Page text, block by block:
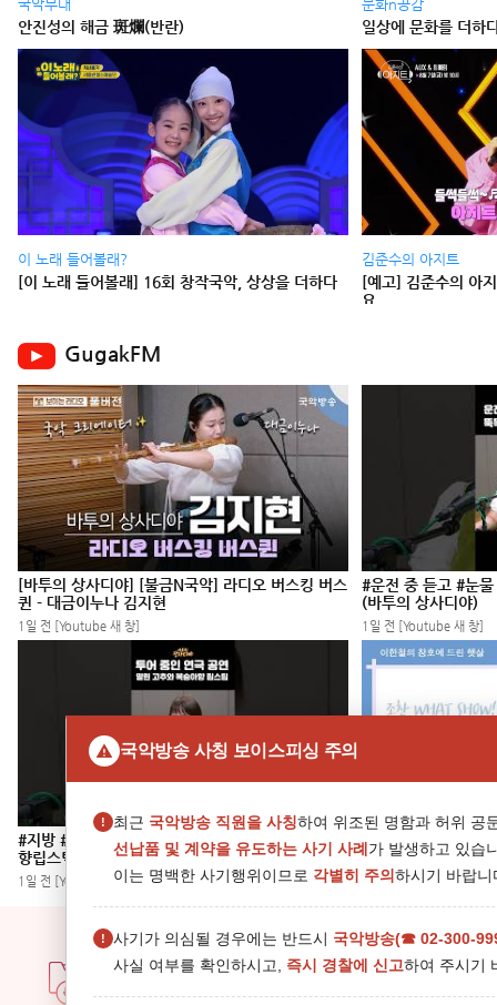
국악무대
안진성의 해금 斑爛(반란)
문화n공감
일상에 문화를 더하
이 노래 들어볼래?
[이 노래 들어볼래] 16회 창작국악, 상상을 더하다
김준수의 아지트
[예고] 김준수의 아
요
GugakFM
[바투의 상사디야] [불금N국악] 라디오 버스킹 버스
퀸 - 대금이누나 김지현
1일 전 [Youtube 새 창]
#운전 중 듣고 #눈
(바투의 상사디야)
1일 전 [Youtube 새 창]
#지방 #투어 중인 #연극 #공연 #말린고추와복숭아
향립스틱 (바투의 상사디야)
1일 전 [Youtube 새 창]
이한철의 창호에 드
what show! 우리동
꾼 박정미
2일 전 [Youtube 새 창]
이나라의 서도좌창
채수현의 서울좌창Ⅱ
한응태·한일섭·김은산의 태평소
국악방송 사칭 보이스피싱 주의
! 최근 국악방송 직원을 사칭하여 위조된 명함과 허위 공
선납품 및 계약을 유도하는 사기 사례 가 발생하고 있습
이는 명백한 사기행위이므로 각별히 주의하시기 바랍니
! 사기가 의심될 경우에는 반드시 국악방송(☎ 02-300-
사실 여부를 확인하시고, 즉시 경찰에 신고하여 주시기